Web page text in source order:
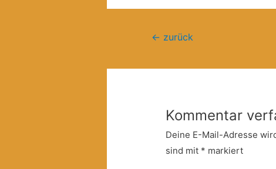
Beitragsnavigation
← zurück
Kommentar
Deine E-Mail-Adresse
sind mit * markiert